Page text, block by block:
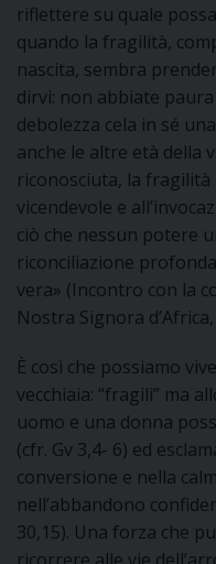
riflettere su quale
quando la fragilità,
nascita, sembra
dirvi: non abbiate
debolezza cela in sé
anche le altre età della
riconosciuta, la
vicendevole e
ciò che nessun potere
riconciliazione
vera» (Incontro con la
Nostra Signora
È così che possiamo
vecchiaia: “fragili” ma
uomo e una donna
(cfr. Gv 3,4- 6) ed
conversione e nella
nell’abbandono
30,15). Una forza che